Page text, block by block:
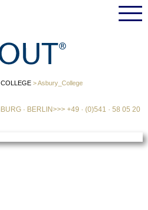
>Asbury_College
· BERLIN>>> +49 · (0)541 · 58 05 20